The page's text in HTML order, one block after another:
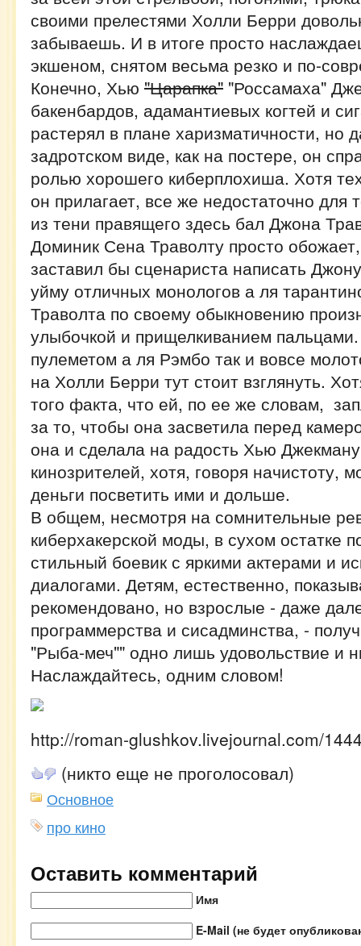
своими прелестями Холли Берри
забываешь. И в итоге просто
экшеном, снятом весьма резко и по-
Конечно, Хью "Царапка" "Россамаха"
бакенбардов, адамантиевых когтей и
растерял в плане харизматичности, но
задротском виде, как на постере, он
ролью хорошего киберплохиша. Хотя
он прилагает, все же недостаточно для
из тени правящего здесь бал Джона
Доминик Сена Траволту просто
заставил бы сценариста написать Джону
уйму отличных монологов а ля
Траволта по своему обыкновению
улыбочкой и прищелкиванием
пулеметом а ля Рэмбо так и вовсе
на Холли Берри тут стоит взглянуть.
того факта, что ей, по ее же словам,
за то, чтобы она засветила перед
она и сделала на радость Хью
кинозрителей, хотя, говоря начистоту,
деньги посветить ими и дольше.
В общем, несмотря на сомнительные
киберхакерской моды, в сухом остатке
стильный боевик с яркими актерами и
диалогами. Детям, естественно,
рекомендовано, но взрослые - даже
программерства и сисадминства, -
"Рыба-меч"" одно лишь удовольствие и
Наслаждайтесь, одним словом!
http://roman-glushkov.livejournal.com/
(никто еще не проголосовал)
Основное
про кино
Оставить комментарий
Имя
E-Mail (не будет